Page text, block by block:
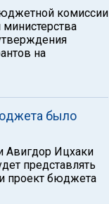
комиссии
министерства
на
было
Авигдор Ицхаки
представлять
проект бюджета